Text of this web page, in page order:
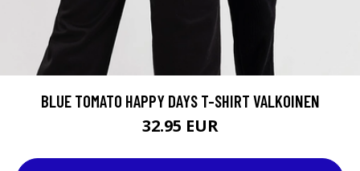
BLUE TOMATO HAPPY DAYS T-SHIRT VALKOINEN
32.95 EUR